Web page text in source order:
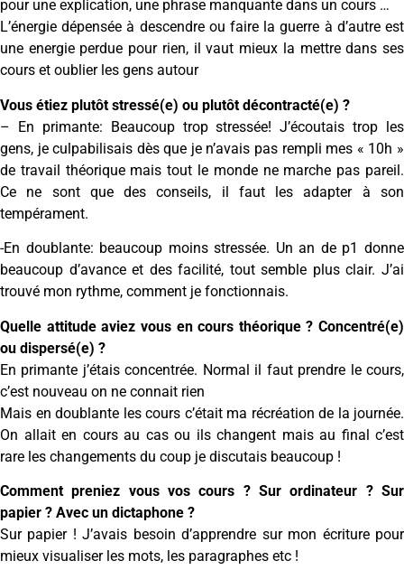
pour une explication, une phrase manquante dans un cours …
L’énergie dépensée à descendre ou faire la guerre à d’autre est
une energie perdue pour rien, il vaut mieux la mettre dans ses
cours et oublier les gens autour
Vous étiez plutôt stressé(e) ou plutôt décontracté(e) ?
– En primante: Beaucoup trop stressée! J’écoutais trop les
gens, je culpabilisais dès que je n’avais pas rempli mes « 10h »
de travail théorique mais tout le monde ne marche pas pareil.
Ce ne sont que des conseils, il faut les adapter à son
tempérament.
-En doublante: beaucoup moins stressée. Un an de p1 donne
beaucoup d’avance et des facilité, tout semble plus clair. J’ai
trouvé mon rythme, comment je fonctionnais.
Quelle attitude aviez vous en cours théorique ? Concentré(e)
ou dispersé(e) ?
En primante j’étais concentrée. Normal il faut prendre le cours,
c’est nouveau on ne connait rien
Mais en doublante les cours c’était ma récréation de la journée.
On allait en cours au cas ou ils changent mais au final c’est
rare les changements du coup je discutais beaucoup !
Comment preniez vous vos cours ? Sur ordinateur ? Sur
papier ? Avec un dictaphone ?
Sur papier ! J’avais besoin d’apprendre sur mon écriture pour
mieux visualiser les mots, les paragraphes etc !